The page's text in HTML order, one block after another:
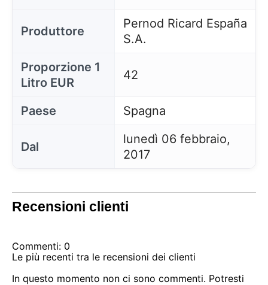
Produttore
Pernod Ricard España
S.A.
Proporzione 1
Litro EUR
42
Paese Spagna
Dal
lunedì 06 febbraio,
2017
Recensioni clienti
Commenti: 0
Le più recenti tra le recensioni dei clienti
In questo momento non ci sono commenti. Potresti